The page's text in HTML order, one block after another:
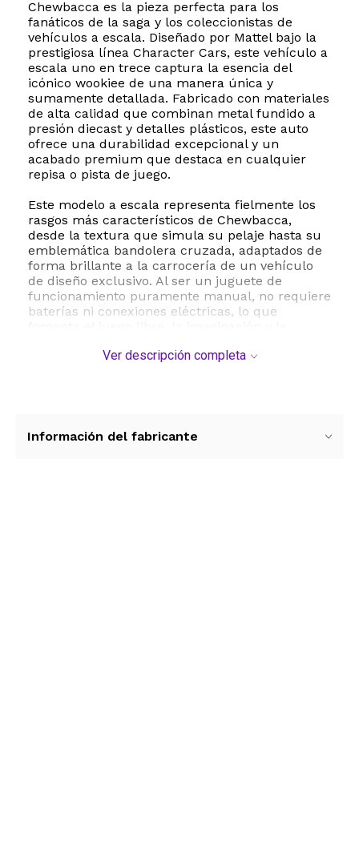
Chewbacca es la pieza perfecta para los
fanáticos de la saga y los coleccionistas de
vehículos a escala. Diseñado por Mattel bajo la
prestigiosa línea Character Cars, este vehículo a
escala uno en trece captura la esencia del
icónico wookiee de una manera única y
sumamente detallada. Fabricado con materiales
de alta calidad que combinan metal fundido a
presión diecast y detalles plásticos, este auto
ofrece una durabilidad excepcional y un
acabado premium que destaca en cualquier
repisa o pista de juego.
Este modelo a escala representa fielmente los
rasgos más característicos de Chewbacca,
desde la textura que simula su pelaje hasta su
emblemática bandolera cruzada, adaptados de
forma brillante a la carrocería de un vehículo
de diseño exclusivo. Al ser un juguete de
funcionamiento puramente manual, no requiere
baterías ni conexiones eléctricas, lo que
de edad. Su tamaño compacto de
muy lejana a cualquier parte.
Ver descripción completa
Información del fabricante